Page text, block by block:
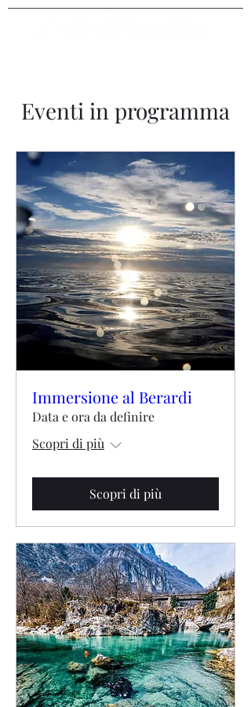
Eventi in programma
Immersione al Berardi
Data e ora da definire
Scopri di più
Scopri di più